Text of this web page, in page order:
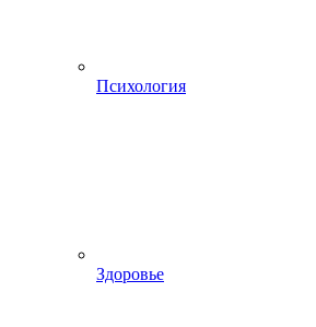
Психология
Здоровье